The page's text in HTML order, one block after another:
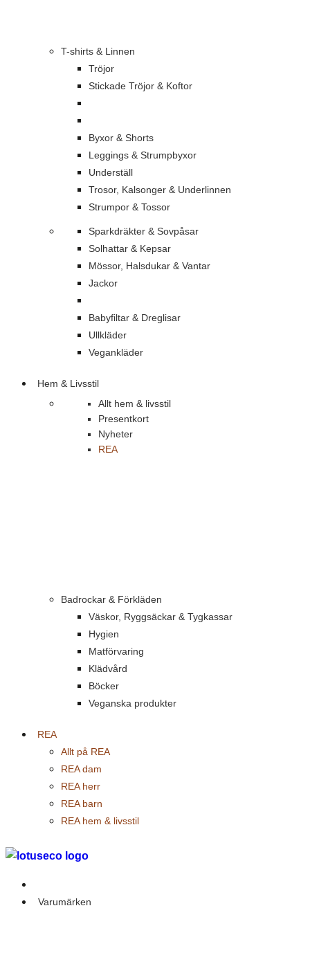
T-shirts & Linnen
Tröjor
Stickade Tröjor & Koftor
Byxor & Shorts
Leggings & Strumpbyxor
Underställ
Trosor, Kalsonger & Underlinnen
Strumpor & Tossor
Sparkdräkter & Sovpåsar
Solhattar & Kepsar
Mössor, Halsdukar & Vantar
Jackor
Babyfiltar & Dreglisar
Ullkläder
Vegankläder
Hem & Livsstil
Allt hem & livsstil
Presentkort
Nyheter
REA
Badrockar & Förkläden
Väskor, Ryggsäckar & Tygkassar
Hygien
Matförvaring
Klädvård
Böcker
Veganska produkter
REA
Allt på REA
REA dam
REA herr
REA barn
REA hem & livsstil
Varumärken